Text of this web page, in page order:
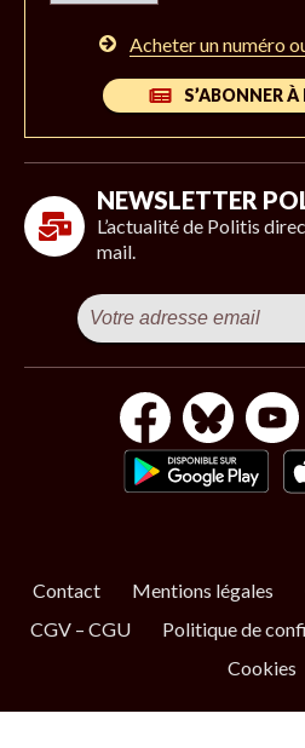
Acheter un numéro
S’ABONNER
NEWSLETTER
L’actualité de Politis
mail.
Contact Mentions légales
CGV – CGU
Politique de
Cookies